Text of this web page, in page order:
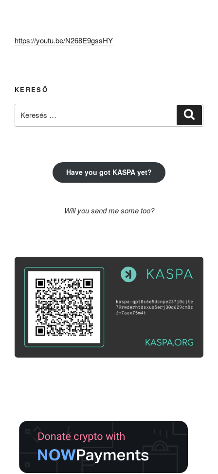
https://youtu.be/N268E9gssHY
KERESŐ
Have you got KASPA yet?
Will you send me some too?